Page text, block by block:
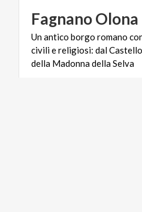
FagnanoOlona
Un antico borgo romano
civili e religiosi: dal
della Madonna della Selva